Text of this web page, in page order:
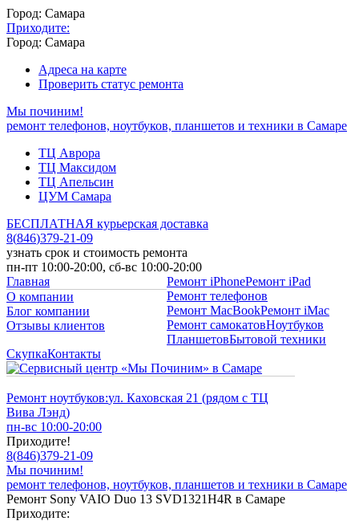
Город: Самара
Приходите:
Город: Самара
Адреса на карте
Проверить статус ремонта
Мы починим!
ремонт телефонов, ноутбуков, планшетов и техники в Самаре
ТЦ Аврора
ТЦ Максидом
ТЦ Апельсин
ЦУМ Самара
БЕСПЛАТНАЯ курьерская доставка
8(846)379-21-09
узнать срок и стоимость ремонта
пн-пт 10:00-20:00, сб-вс 10:00-20:00
Главная
О компании
Блог компании
Отзывы клиентов
Ремонт iPhoneРемонт iPad
Ремонт телефонов
Ремонт MacBookРемонт iMac
Ремонт самокатовНоутбуков
ПланшетовБытовой техники
СкупкаКонтакты
Ремонт ноутбуков:ул. Каховская 21 (рядом с ТЦ
Вива Лэнд)
пн-вс 10:00-20:00
Приходите!
8(846)379-21-09
Мы починим!
ремонт телефонов, ноутбуков, планшетов и техники в Самаре
Ремонт Sony VAIO Duo 13 SVD1321H4R в Самаре
Приходите: